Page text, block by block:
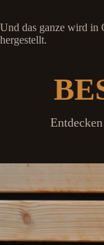
Und das ganze wird in
hergestellt.